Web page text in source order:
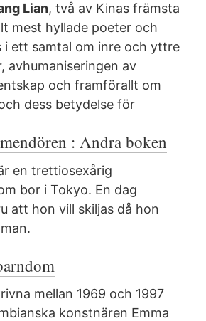
Lian, två av Kinas främsta
mest hyllade poeter och
i ett samtal om inre och yttre
avhumaniseringen av
och framförallt om
dess betydelse för
: Andra boken
en trettiosexårig
bor i Tokyo. En dag
att hon vill skiljas då hon
mellan 1969 och 1997
konstnären Emma